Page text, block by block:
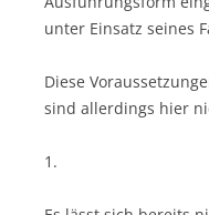
unter Einsatz seines
Diese
sind allerdings hier
1.